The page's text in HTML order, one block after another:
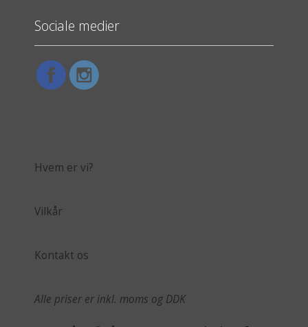
Sociale medier
Hvem er vi?
Vilkår
Kontakt os
Alle priser er inkl. moms og DDK